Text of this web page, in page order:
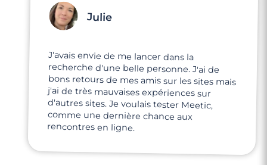
Julie
J'avais envie de me lancer dans la
recherche d'une belle personne. J'ai de
bons retours de mes amis sur les sites mais
j'ai de très mauvaises expériences sur
d'autres sites. Je voulais tester Meetic,
comme une dernière chance aux
rencontres en ligne.